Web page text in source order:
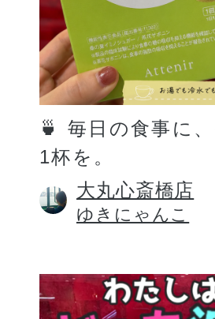
スキンケア人
ド
🍵 毎日の食事に
1杯を。
大丸心斎橋店
ゆきにゃんこ